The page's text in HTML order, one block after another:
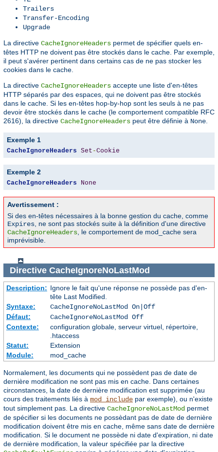
Trailers
Transfer-Encoding
Upgrade
La directive CacheIgnoreHeaders permet de spécifier quels en-
têtes HTTP ne doivent pas être stockés dans le cache. Par exemple,
il peut s'avérer pertinent dans certains cas de ne pas stocker les
cookies dans le cache.
La directive CacheIgnoreHeaders accepte une liste d'en-têtes
HTTP séparés par des espaces, qui ne doivent pas être stockés
dans le cache. Si les en-têtes hop-by-hop sont les seuls à ne pas
devoir être stockés dans le cache (le comportement compatible RFC
2616), la directive CacheIgnoreHeaders peut être définie à None
Exemple 1
CacheIgnoreHeaders Set -Cookie
Exemple 2
CacheIgnoreHeaders None
Avertissement :
Si des en-têtes nécessaires à la bonne gestion du cache, comme
Expires , ne sont pas stockés suite à la définition d'une directive
CacheIgnoreHeaders , le comportement de mod_cache sera
imprévisible.
Directive CacheIgnoreNoLastMod
Description: Ignore le fait qu'une réponse ne possède pas d'en-
tête Last Modified.
Syntaxe:
CacheIgnoreNoLastMod On|Off
Défaut:
CacheIgnoreNoLastMod Off
Contexte:
configuration globale, serveur virtuel, répertoire,
.htaccess
Statut:
Extension
Module:
mod_cache
Normalement, les documents qui ne possèdent pas de date de
dernière modification ne sont pas mis en cache. Dans certaines
circonstances, la date de dernière modification est supprimée (au
cours des traitements liés à mod_include par exemple), ou n'existe
tout simplement pas. La directive CacheIgnoreNoLastMod permet
de spécifier si les documents ne possèdant pas de date de dernière
modification doivent être mis en cache, même sans date de dernière
modification. Si le document ne possède ni date d'expiration, ni date
de dernière modification, la valeur spécifiée par la directive